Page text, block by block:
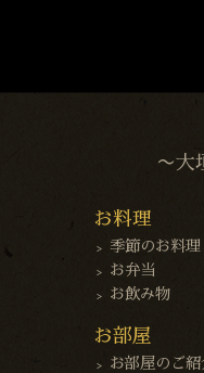
〜大
お料理
季節のお料理
お弁当
お飲み物
お部屋
お部屋のご紹